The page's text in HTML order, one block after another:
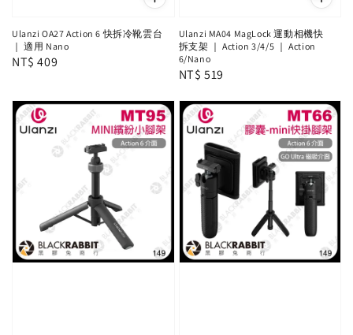
Ulanzi OA27 Action 6 快拆冷靴雲台
｜ 適用 Nano
Regular
NT$ 409
Ulanzi MA04 MagLock 運動相機快
拆支架 ｜ Action 3/4/5 ｜ Action
6/Nano
Regular
NT$ 519